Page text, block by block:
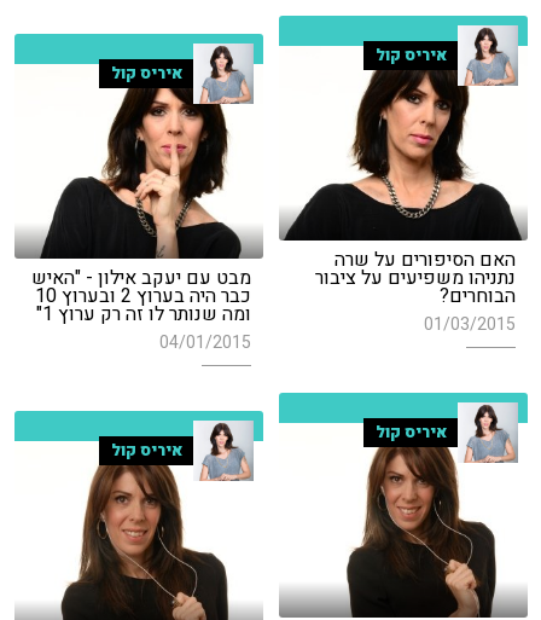
איריס קול
האם הסיפורים על שרה
נתניהו משפיעים על ציבור
הבוחרים?
01/03/2015
איריס קול
מבט עם יעקב אילון - "האיש
כבר היה בערוץ 2 ובערוץ 10
ומה שנותר לו זה רק ערוץ 1"
04/01/2015
איריס קול
איריס קול